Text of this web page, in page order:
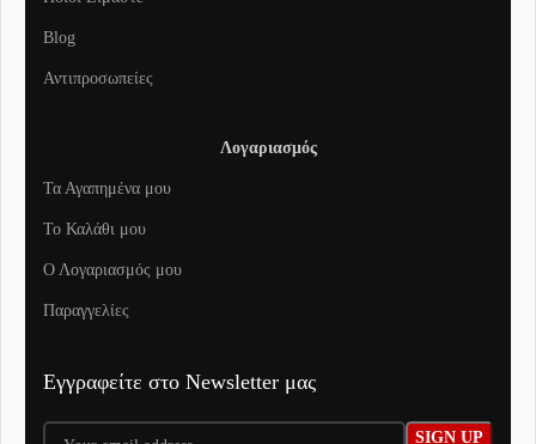
Blog
Αντιπροσωπείες
Λογαριασμός
Τα Αγαπημένα μου
To Καλάθι μου
Ο Λογαριασμός μου
Παραγγελίες
Εγγραφείτε στο Newsletter μας